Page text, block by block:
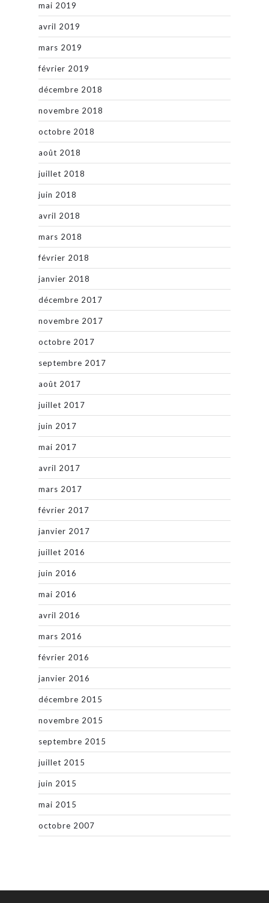
mai 2019
avril 2019
mars 2019
février 2019
décembre 2018
novembre 2018
octobre 2018
août 2018
juillet 2018
juin 2018
avril 2018
mars 2018
février 2018
janvier 2018
décembre 2017
novembre 2017
octobre 2017
septembre 2017
août 2017
juillet 2017
juin 2017
mai 2017
avril 2017
mars 2017
février 2017
janvier 2017
juillet 2016
juin 2016
mai 2016
avril 2016
mars 2016
février 2016
janvier 2016
décembre 2015
novembre 2015
septembre 2015
juillet 2015
juin 2015
mai 2015
octobre 2007